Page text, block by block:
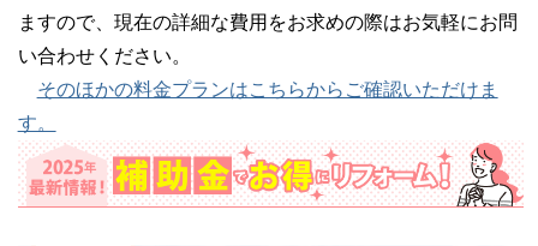
ますので、現在の詳細な費用をお求めの際はお気軽にお問
い合わせください。
そのほかの料金プランはこちらからご確認いただけま
す。